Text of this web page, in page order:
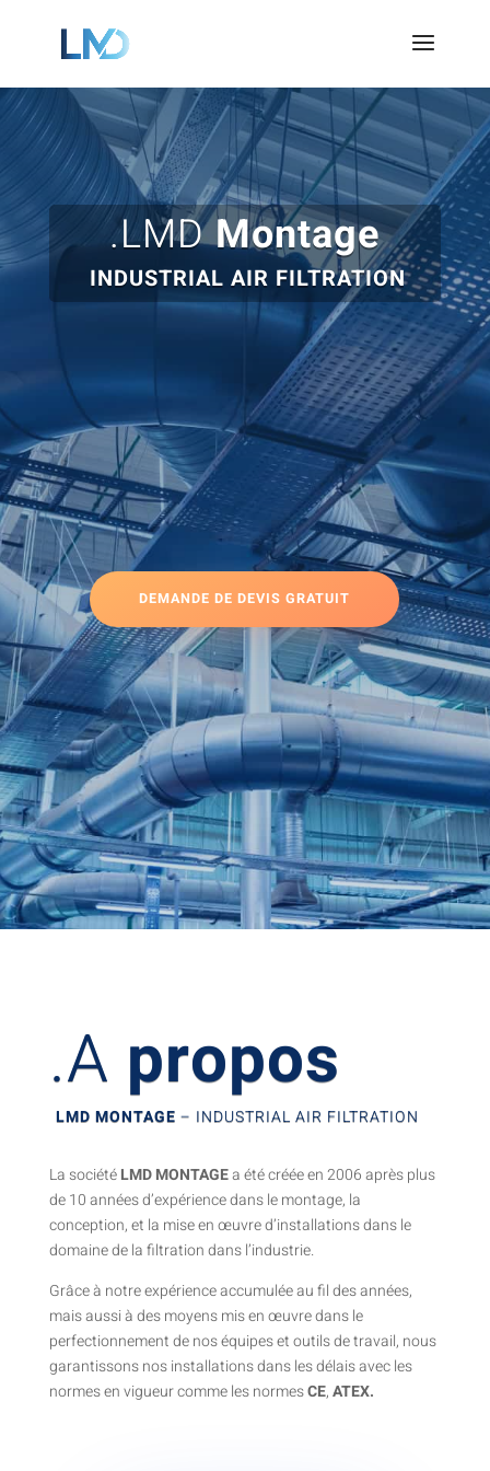
.LMDMontage
INDUSTRIAL AIR FILTRATION
DEMANDE DE DEVIS GRATUIT
.A propos
LMD MONTAGE – INDUSTRIAL AIR FILTRATION
La sociétéLMD MONTAGEa été créée en 2006 après plus
de 10 années d’expérience dans le montage, la
conception, et la mise en œuvre d’installations dans le
domaine de la filtration dans l’industrie.
Grâce à notre expérience accumulée au fil des années,
mais aussi à des moyens mis en œuvre dans le
perfectionnement de nos équipes et outils de travail, nous
garantissons nos installations dans les délais avec les
normes en vigueur comme les normesCE,ATEX.